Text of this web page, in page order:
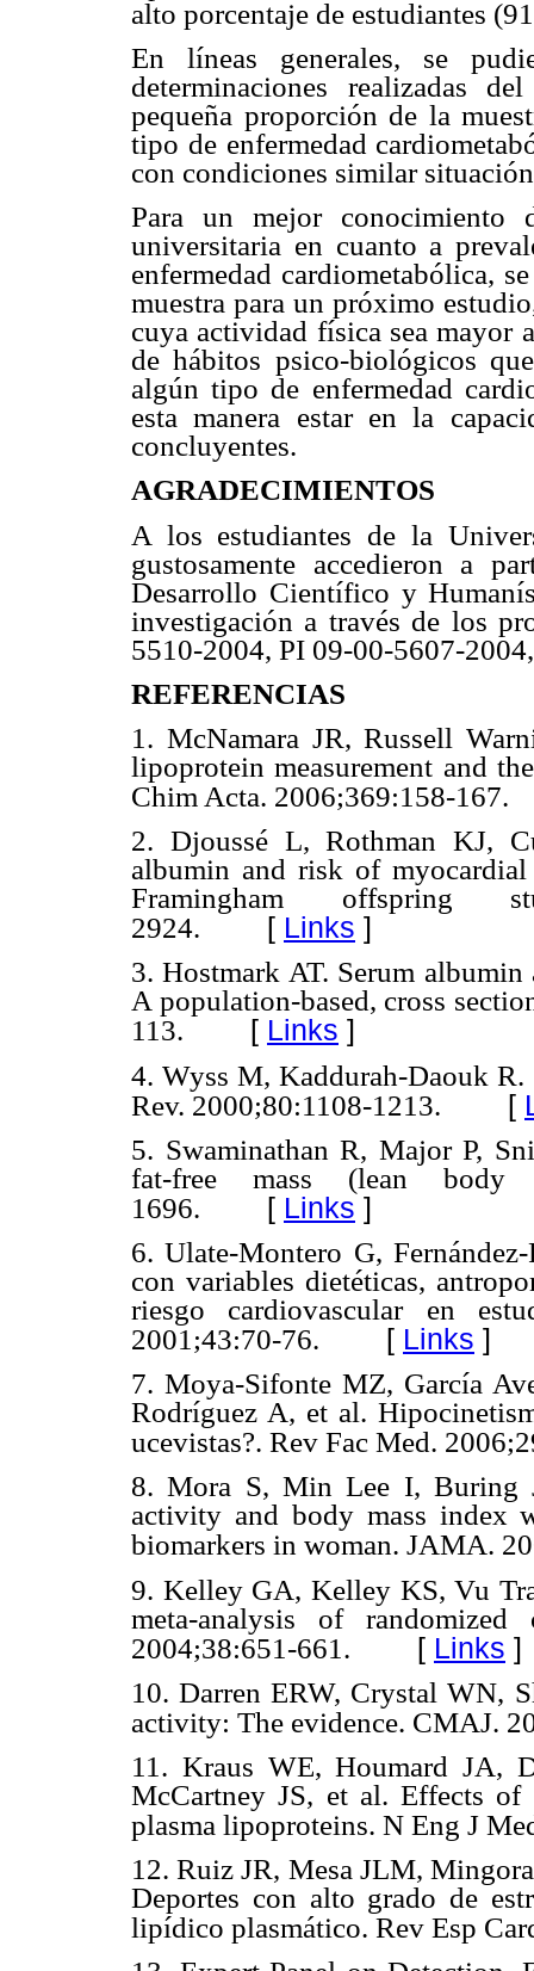
alto porcentaje de estudiantes
En líneas generales, se
determinaciones realizadas
pequeña proporción de la
tipo de enfermedad
con condiciones similar
Para un mejor
universitaria en cuanto a
enfermedad cardiometabólica,
muestra para un próximo
cuya actividad física sea mayor
de hábitos psico-biológicos
algún tipo de enfermedad
esta manera estar en la
concluyentes.
AGRADECIMIENTOS
A los estudiantes de la
gustosamente accedieron a
Desarrollo Científico y
investigación a través de los
5510-2004, PI 09-00-5607-
REFERENCIAS
1. McNamara JR, Russell
lipoprotein measurement and
Chim Acta. 2006;369:158-167.
2. Djoussé L, Rothman KJ,
albumin and risk of
Framingham offspring
2924. [ Links ]
3. Hostmark AT. Serum
A population-based, cross
113. [ Links ]
4. Wyss M, Kaddurah-Daouk R.
Rev. 2000;80:1108-1213. [
5. Swaminathan R, Major P,
fat-free mass (lean body
1696. [ Links ]
6. Ulate-Montero G,
con variables dietéticas,
riesgo cardiovascular en
2001;43:70-76. [ Links ]
7. Moya-Sifonte MZ, García
Rodríguez A, et al.
ucevistas?. Rev Fac Med.
8. Mora S, Min Lee I, Buring
activity and body mass index
biomarkers in woman. JAMA.
9. Kelley GA, Kelley KS, Vu
meta-analysis of
2004;38:651-661. [ Links ]
10. Darren ERW, Crystal WN,
activity: The evidence. CMAJ.
11. Kraus WE, Houmard JA,
McCartney JS, et al. Effects
plasma lipoproteins. N Eng J
12. Ruiz JR, Mesa JLM,
Deportes con alto grado de
lipídico plasmático. Rev Esp